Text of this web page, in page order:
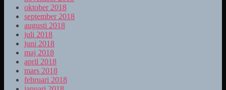
oktober 2018
september 2018
augusti 2018
juli 2018
juni 2018
maj 2018
april 2018
mars 2018
februari 2018